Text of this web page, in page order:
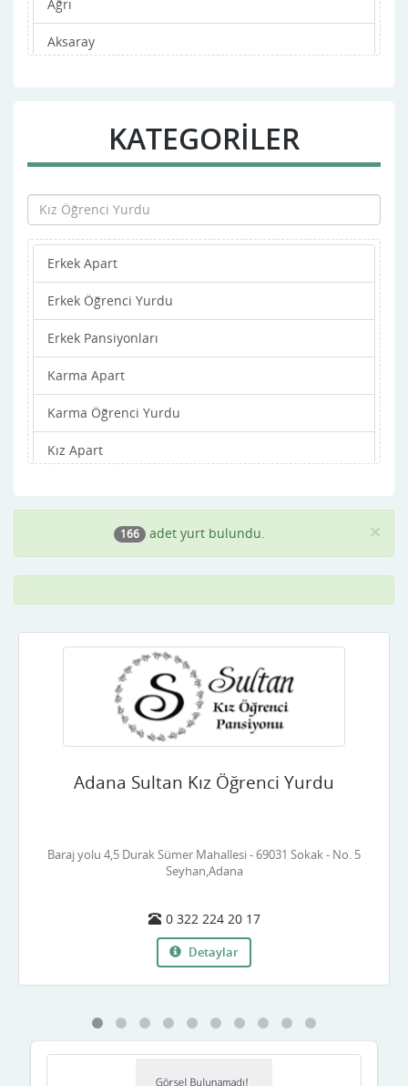
Ağrı
Aksaray
Ardahan
Artvin
Aydın
Balıkesir
Bartın
Batman
Bayburt
Bilecik
Burdur
Çorum
Denizli
Düzce
Erzurum
Eskişehir
KATEGORİLER
Erkek Apart
Erkek Öğrenci Yurdu
Erkek Pansiyonları
Karma Apart
Karma Öğrenci Yurdu
Kız Apart
Kız Pansiyonları ×
166 adet yurt bulundu.
Adana Sultan Kız Öğrenci Yurdu
Baraj yolu 4,5 Durak Sümer Mahallesi - 69031 Sokak - No. 5
Seyhan,Adana
0 322 224 20 17
Detaylar